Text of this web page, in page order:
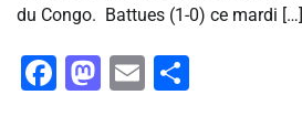
du Congo. Battues (1-0) ce mardi […]
Facebook
Mastodon
Email